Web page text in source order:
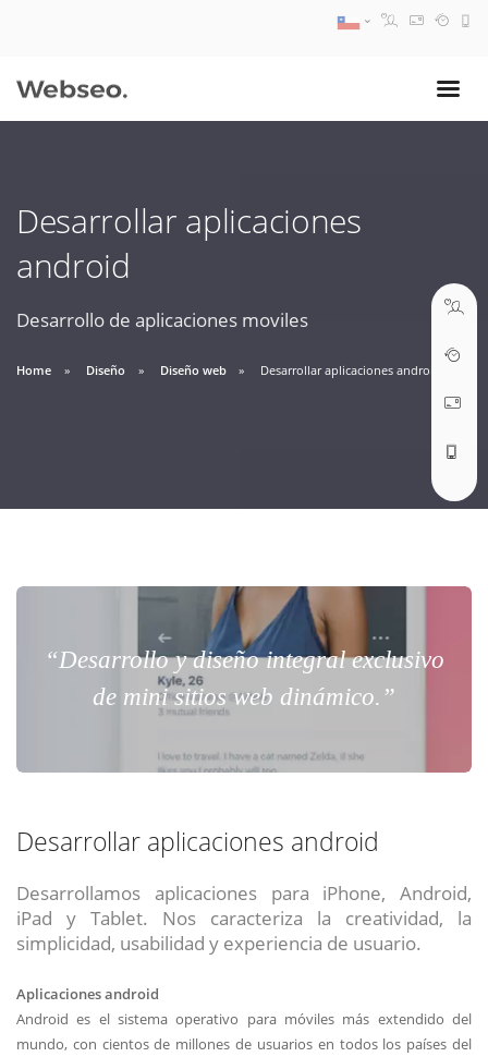
Desarrollar aplicaciones
android
Desarrollo de aplicaciones moviles
Home Diseño Diseño web Desarrollar aplicaciones android
“Desarrollo y diseño integral exclusivo
de mini sitios web dinámico.”
Desarrollar aplicaciones android
Desarrollamos aplicaciones para iPhone, Android,
iPad y Tablet. Nos caracteriza la creatividad, la
simplicidad, usabilidad y experiencia de usuario.
Aplicaciones android
Android es el sistema operativo para móviles más extendido del
mundo, con cientos de millones de usuarios en todos los países del
09:30 AM A 18:30 PM
ABRIR TICKET